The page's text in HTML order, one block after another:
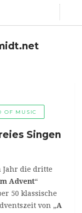
OF MUSIC
Singen
Jahr die dritte
Advent“
50 klassische
von „A